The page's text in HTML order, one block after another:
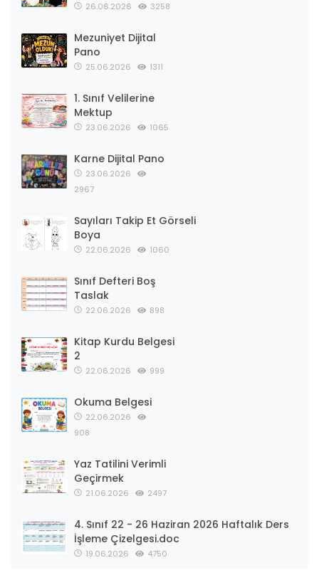
26.06.2026 3258
Mezuniyet Dijital
Pano
25.06.2026 1311
1. Sınıf Velilerine
Mektup
23.06.2026 1065
Karne Dijital Pano
23.06.2026
2967
Sayıları Takip Et Görseli
Boya
22.06.2026 1060
Sınıf Defteri Boş
Taslak
22.06.2026 898
Kitap Kurdu Belgesi
2
22.06.2026 999
Okuma Belgesi
22.06.2026
908
Yaz Tatilini Verimli
Geçirmek
21.06.2026 2497
4. Sınıf 22 - 26 Haziran 2026 Haftalık Ders
İşleme Çizelgesi.doc
19.06.2026 4750